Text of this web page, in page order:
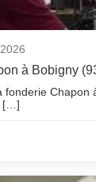
à Bobigny
fonderie Chapon
[…]